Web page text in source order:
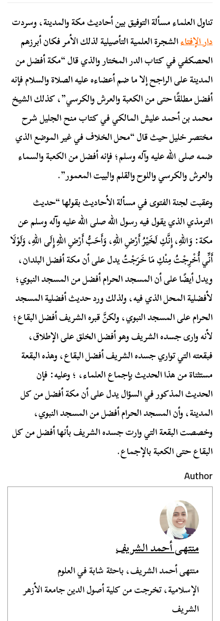
تناول العلماء مسألة التوفيق بين أحاديث مكة والمدينة، وسردت
دار الإفتاءالشجرة العلمية التأصيلية لذلك الأمر فكان أبرزهم
الحصكفي في كتاب الدر المختار والذي قال “مكة أفضل من
المدينة على الراجح إلا ما ضم أعضاءه عليه الصلاة والسلام فإنه
أفضل مطلقًا حتى من الكعبة والعرش والكرسي”، كذلك الشيخ
محمد بن أحمد عليش المالكي في كتاب منح الجليل شرح
مختصر خليل حيث قال “محل الخلاف في غير الموضع الذي
ضمه صلى الله عليه وآله وسلم؛ فإنه أفضل من الكعبة والسماء
والعرش والكرسي واللوح والقلم والبيت المعمور”.
وعقبت لجنة الفتوى في مسألة الأحاديث بقولها “حديث
الترمذي الذي يقول فيه رسول الله صلى الله عليه وآله وسلم عن
مكة: وَاللهِ، إِنَّكِ لَخَيْرُ أَرْضِ اللهِ، وَأَحَبُّ أَرْضِ اللهِ إِلَى اللهِ، وَلَوْلَا
أَنِّي أُخْرِجْتُ مِنْكِ مَا خَرَجْتُ يدل على أن مكة أفضل البلدان،
ويدل أيضًا على أن المسجد الحرام أفضل من المسجد النبوي؛
لأفضلية المحل الذي فيه، ولذلك ورد حديث أفضلية المسجد
الحرام على المسجد النبوي، ولكنَّ قبره الشريف أفضل البقاع؛
لأنه وارى جسده الشريف وهو أفضل الخلق على الإطلاق،
فبقعته التي تواري جسده الشريف أفضل البقاع، وهذه البقعة
مستثناة من هذا الحديث بإجماع العلماء، ؛ وعليه: فإن
الحديث المذكور في السؤال يدل على أن مكة أفضل من كل
المدينة، وأن المسجد الحرام أفضل من المسجد النبوي،
وخصصت البقعة التي وارت جسده الشريف بأنها أفضل من كل
البقاع حتى الكعبة بالإجماع.
Author
منتهى أحمد الشريف
منتهى أحمد الشريف، باحثة شابة في العلوم
الإسلامية، تخرجت من كلية أصول الدين جامعة الأزهر
الشريف